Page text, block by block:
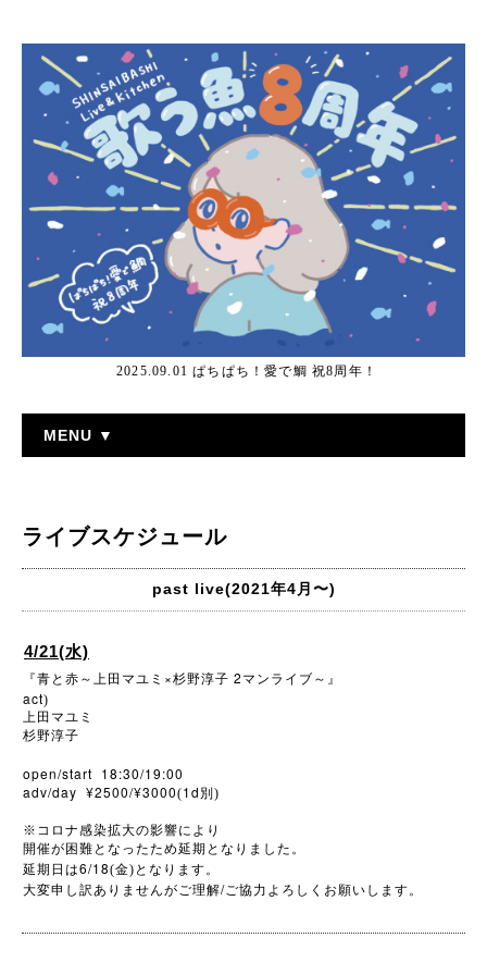
2025.09.01 ぱちぱち！愛で鯛 祝8周年！
MENU ▼
ライブスケジュール
past live(2021年4月〜)
4/21(水)
『青と赤～上田マユミ ×杉野淳子 2 マンライブ～』
act)
上田マユミ
杉野淳子
open/start 18:30/19:00
adv/day ¥2500/¥3000(1d 別)
※ コロナ感染拡大の影響により
開催が困難となったため延期となりました。
延期日は6/18(金)となります。
大変申し訳ありませんがご理解/ご協力よろしくお願いします。